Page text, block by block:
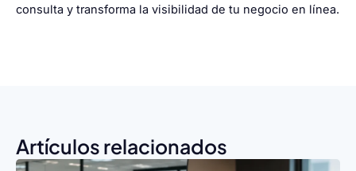
consulta y transforma la visibilidad de tu negocio en línea.
Artículos relacionados